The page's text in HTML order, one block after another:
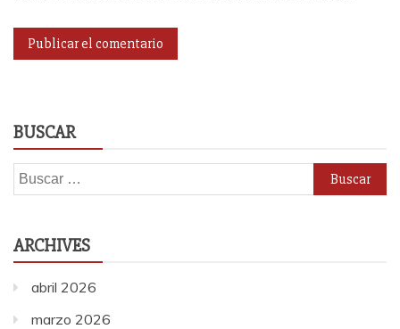
BUSCAR
Buscar:
ARCHIVES
abril 2026
marzo 2026